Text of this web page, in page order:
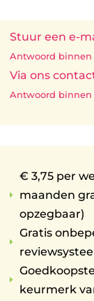
Stuur een e-
Antwoord binnen
Via ons
Antwoord binnen
E
€ 3,75 per
maanden
opzegbaar)
E
Gratis
E
keurmerk